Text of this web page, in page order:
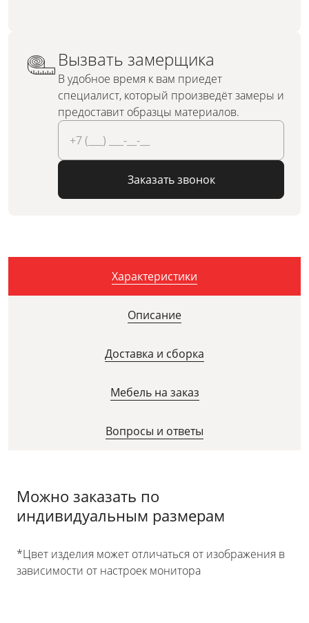
Вызвать замерщика
В удобное время к вам приедет
специалист, который произведёт замеры и
предоставит образцы материалов.
Заказать звонок
Характеристики
Описание
Доставка и сборка
Мебель на заказ
Вопросы и ответы
Можно заказать по
индивидуальным размерам
*Цвет изделия может отличаться от изображения в
зависимости от настроек монитора